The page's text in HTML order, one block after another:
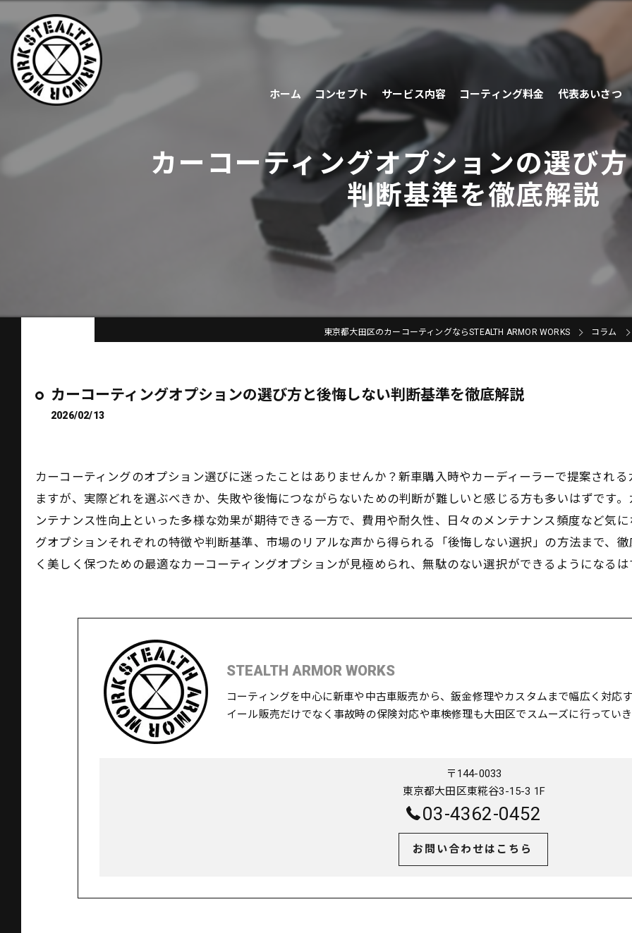
ホーム コンセプト サービス内容 コーティング料金 代表あいさつ
カーコーティングオプションの選び
判断基準を徹底解説
東京都大田区のカーコーティングならSTEALTH ARMOR WORKS コラム
カーコーティングオプションの選び方と後悔しない判断基準を徹底解説
2026/02/13
カーコーティングのオプション選びに迷ったことはありませんか？新車購入時やカーディーラーで提案され
ますが、実際どれを選ぶべきか、失敗や後悔につながらないための判断が難しいと感じる方も多いはずです
ンテナンス性向上といった多様な効果が期待できる一方で、費用や耐久性、日々のメンテナンス頻度など気
グオプションそれぞれの特徴や判断基準、市場のリアルな声から得られる「後悔しない選択」の方法まで、
く美しく保つための最適なカーコーティングオプションが見極められ、無駄のない選択ができるようになるは
STEALTH ARMOR WORKS
コーティングを中心に新車や中古車販売から、鈑金修理やカスタムまで幅広く対応
イール販売だけでなく事故時の保険対応や車検修理も大田区でスムーズに行ってい
〒144-0033
東京都大田区東糀谷3-15-3 1F
03-4362-0452
お問い合わせはこちら